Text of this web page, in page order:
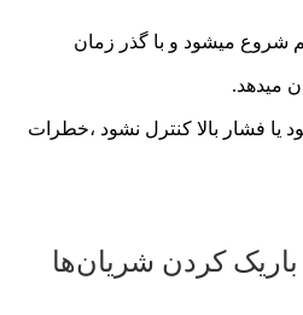
شروع میشود و با گذر زمان
میدهد.
یا فشار بالا کنترل نشود ،خطرات
کردن شریان‌ها